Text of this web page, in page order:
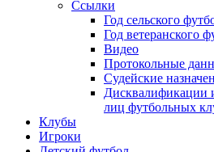
Ссылки
Год сельского
Год ветеранского
Видео
Протокольные
Судейские
Дисквалификации
лиц футбольных
Клубы
Игроки